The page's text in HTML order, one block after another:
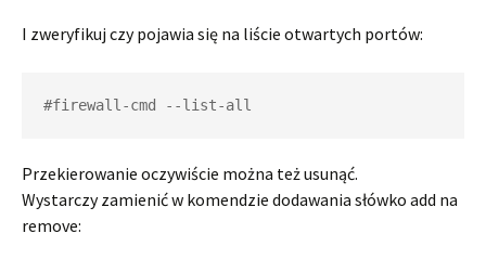
I zweryfikuj czy pojawia się na liście otwartych portów:
#firewall-cmd --list-all
Przekierowanie oczywiście można też usunąć.
Wystarczy zamienić w komendzie dodawania słówko add na
remove: